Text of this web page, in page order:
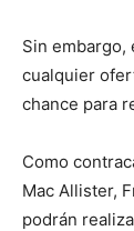
Sin embargo,
cualquier
chance para
Como
Mac Allister,
podrán